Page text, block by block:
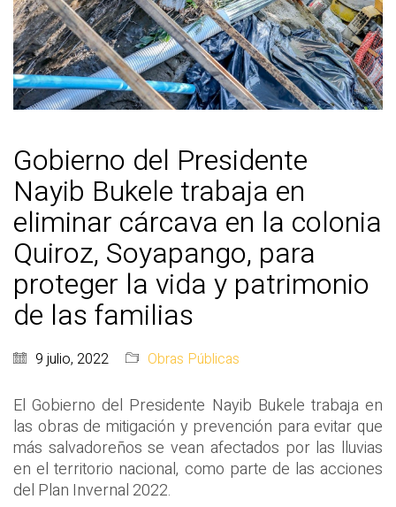
Gobierno del Presidente
Nayib Bukele trabaja en
eliminar cárcava en la colonia
Quiroz, Soyapango, para
proteger la vida y patrimonio
de las familias
9 julio, 2022 Obras Públicas
El Gobierno del Presidente Nayib Bukele trabaja en
las obras de mitigación y prevención para evitar que
más salvadoreños se vean afectados por las lluvias
en el territorio nacional, como parte de las acciones
del Plan Invernal 2022.